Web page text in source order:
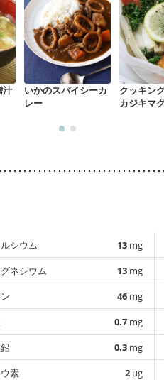
汁
いかのスパイシーカ
レー
クッキン
カジキマ
シウム 13 mg
ネシウム
13 mg
46 mg
0.7 mg
0.3 mg
素
2 µg